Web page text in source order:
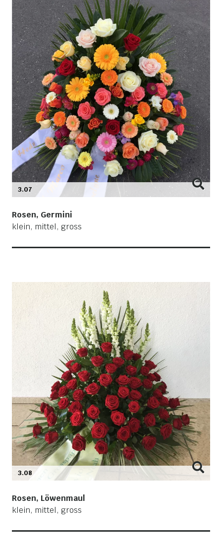
3.07
Rosen, Germini
klein, mittel, gross
3.08
Rosen, Löwenmaul
klein, mittel, gross